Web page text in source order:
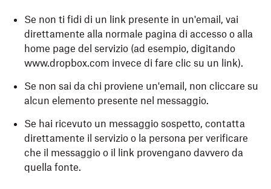
Se non ti fidi di un link presente in un'email, vai
direttamente alla normale pagina di accesso o alla
home page del servizio (ad esempio, digitando
www.dropbox.com invece di fare clic su un link).
Se non sai da chi proviene un'email, non cliccare su
alcun elemento presente nel messaggio.
Se hai ricevuto un messaggio sospetto, contatta
direttamente il servizio o la persona per verificare
che il messaggio o il link provengano davvero da
quella fonte.